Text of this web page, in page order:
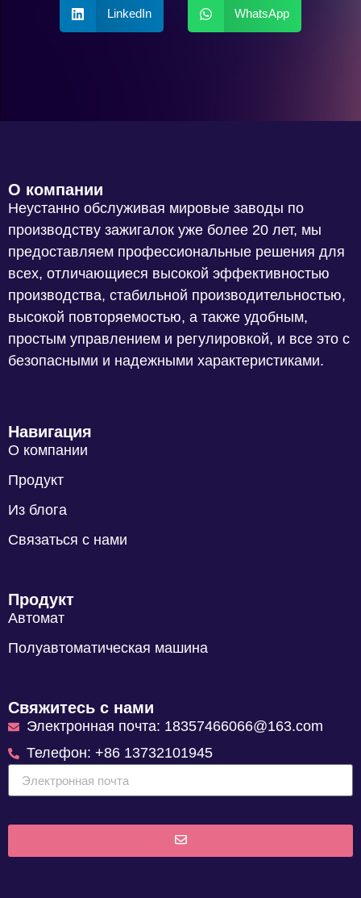
LinkedIn WhatsApp
О компании
Неустанно обслуживая мировые заводы по
производству зажигалок уже более 20 лет, мы
предоставляем профессиональные решения для
всех, отличающиеся высокой эффективностью
производства, стабильной производительностью,
высокой повторяемостью, а также удобным,
простым управлением и регулировкой, и все это с
безопасными и надежными характеристиками.
Навигация
О компании
Продукт
Из блога
Связаться с нами
Продукт
Автомат
Полуавтоматическая машина
Свяжитесь с нами
Электронная почта: 18357466066@163.com
Телефон: +86 13732101945